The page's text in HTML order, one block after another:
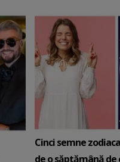
Cinci semne
de o săptămână de